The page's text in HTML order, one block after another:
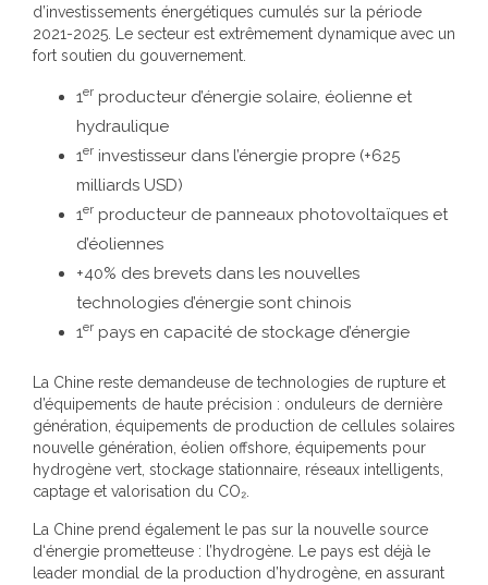
d’investissements énergétiques cumulés sur la période
2021-2025. Le secteur est extrêmement dynamique avec un
fort soutien du gouvernement.
1er producteur d’énergie solaire, éolienne et
hydraulique
1er investisseur dans l’énergie propre (+625
milliards USD)
1er producteur de panneaux photovoltaïques et
d’éoliennes
+40% des brevets dans les nouvelles
technologies d’énergie sont chinois
1er pays en capacité de stockage d’énergie
La Chine reste demandeuse de technologies de rupture et
d’équipements de haute précision : onduleurs de dernière
génération, équipements de production de cellules solaires
nouvelle génération, éolien offshore, équipements pour
hydrogène vert, stockage stationnaire, réseaux intelligents,
captage et valorisation du CO₂.
La Chine prend également le pas sur la nouvelle source
d‘énergie prometteuse : l’hydrogène. Le pays est déjà le
leader mondial de la production d’hydrogène, en assurant